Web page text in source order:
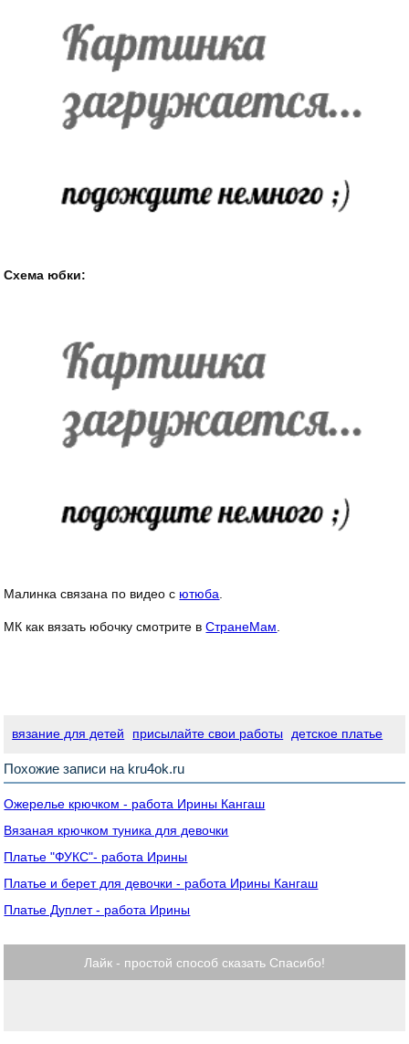
Схема юбки:
Малинка связана по видео с ютюба
МК как вязать юбочку смотрите вСтранеМам
вязание для детей присылайте свои работы детское платье
Похожие записи на kru4ok.ru
Ожерелье крючком - работа Ирины Кангаш
Вязаная крючком туника для девочки
Платье "ФУКС"- работа Ирины
Платье и берет для девочки - работа Ирины Кангаш
Платье Дуплет - работа Ирины
Лайк - простой способ сказать Спасибо!